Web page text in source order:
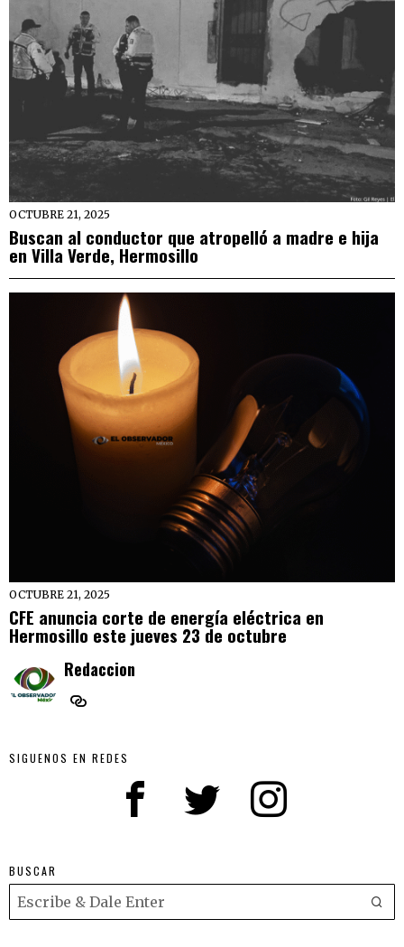
OCTUBRE 21, 2025
Buscan al conductor que atropelló a madre e hija
en Villa Verde, Hermosillo
OCTUBRE 21, 2025
CFE anuncia corte de energía eléctrica en
Hermosillo este jueves 23 de octubre
Redaccion
SIGUENOS EN REDES
BUSCAR